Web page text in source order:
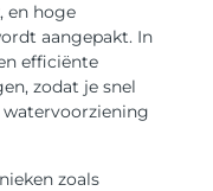
en hoge
aangepakt. In
efficiënte
zodat je snel
zoals